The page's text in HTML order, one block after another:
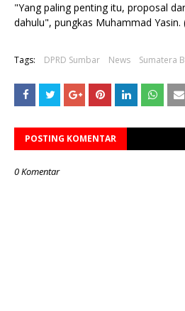
"Yang paling penting itu, proposal
dahulu", pungkas Muhammad
Tags: DPRD Sumbar News Sumatera
POSTING KOMENTAR
0 Komentar